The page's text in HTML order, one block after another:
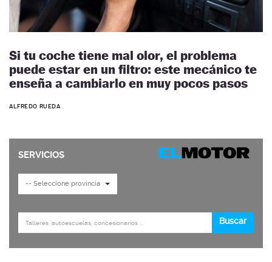
Si tu coche tiene mal olor, el problema
puede estar en un filtro: este mecánico te
enseña a cambiarlo en muy pocos pasos
ALFREDO RUEDA